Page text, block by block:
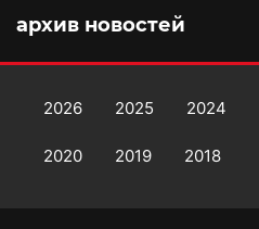
архив новостей
2026 2025 2024
2020 2019 2018